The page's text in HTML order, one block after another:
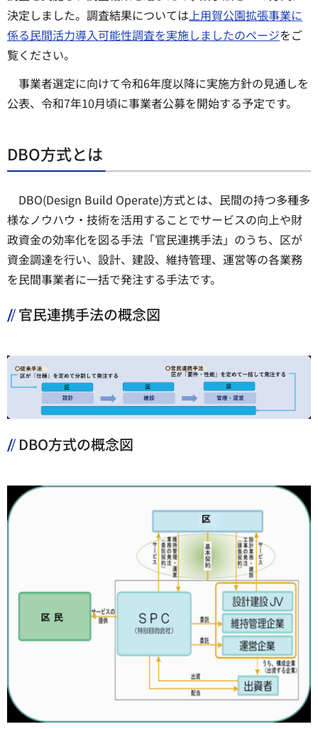
決定しました。調査結果については 上用賀公園拡張事業に
係る民間活力導入可能性調査を実施しましたのページをご
覧ください。
事業者選定に向けて令和6年度以降に実施方針の見通しを
公表、令和7年10月頃に事業者公募を開始する予定です。
DBO方式とは
DBO(Design Build Operate)方式とは、民間の持つ多種多
様なノウハウ・技術を活用することでサービスの向上や財
政資金の効率化を図る手法「官民連携手法」のうち、区が
資金調達を行い、設計、建設、維持管理、運営等の各業務
を民間事業者に一括で発注する手法です。
官民連携手法の概念図
DBO方式の概念図